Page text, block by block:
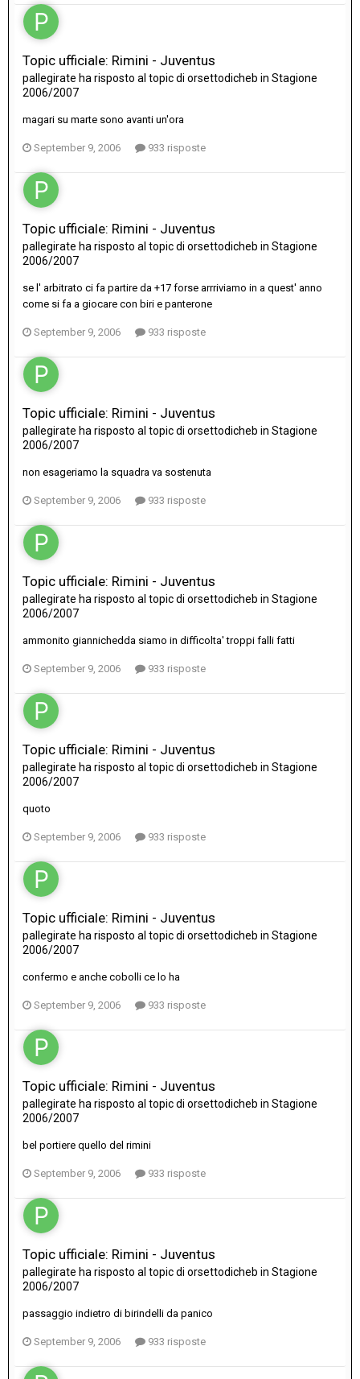
Topic ufficiale: Rimini - Juventus
pallegirate ha risposto al topic di orsettodicheb in Stagione
2006/2007
magari su marte sono avanti un'ora
September 9, 2006 933 risposte
Topic ufficiale: Rimini - Juventus
pallegirate ha risposto al topic di orsettodicheb in Stagione
2006/2007
se l' arbitrato ci fa partire da +17 forse arrriviamo in a quest' anno
come si fa a giocare con biri e panterone
September 9, 2006 933 risposte
Topic ufficiale: Rimini - Juventus
pallegirate ha risposto al topic di orsettodicheb in Stagione
2006/2007
non esageriamo la squadra va sostenuta
September 9, 2006 933 risposte
Topic ufficiale: Rimini - Juventus
pallegirate ha risposto al topic di orsettodicheb in Stagione
2006/2007
ammonito giannichedda siamo in difficolta' troppi falli fatti
September 9, 2006 933 risposte
Topic ufficiale: Rimini - Juventus
pallegirate ha risposto al topic di orsettodicheb in Stagione
2006/2007
quoto
September 9, 2006 933 risposte
Topic ufficiale: Rimini - Juventus
pallegirate ha risposto al topic di orsettodicheb in Stagione
2006/2007
confermo e anche cobolli ce lo ha
September 9, 2006 933 risposte
Topic ufficiale: Rimini - Juventus
pallegirate ha risposto al topic di orsettodicheb in Stagione
2006/2007
bel portiere quello del rimini
September 9, 2006 933 risposte
Topic ufficiale: Rimini - Juventus
pallegirate ha risposto al topic di orsettodicheb in Stagione
2006/2007
passaggio indietro di birindelli da panico
September 9, 2006 933 risposte